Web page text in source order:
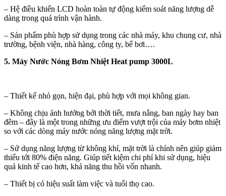
– Hệ điều khiển LCD hoàn toàn tự động kiểm soát năng lượng dễ
dàng trong quá trình vận hành.
– Sản phẩm phù hợp sử dụng trong các nhà máy, khu chung cư, nhà
trường, bệnh viện, nhà hàng, công ty, bể bơi….
5. Máy Nước Nóng Bơm NhiệtHeat pump 3000L
– Thiết kế nhỏ gọn, hiện đại, phù hợp với mọi không gian.
– Không chịu ảnh hưởng bởi thời tiết, mưa nắng, ban ngày hay ban
đêm – đây là một trong những ưu điểm vượt trội của máy bơm nhiệt
so với các dòng máy nước nóng năng lượng mặt trời.
– Sử dụng năng lượng từ không khí, mặt trời là chính nên giúp giảm
thiểu tới 80% điện năng. Giúp tiết kiệm chi phí khi sử dụng, hiệu
quả kinh tế cao hơn, khả năng thu hồi vốn nhanh.
– Thiết bị có hiệu suất làm việc và tuổi thọ cao.